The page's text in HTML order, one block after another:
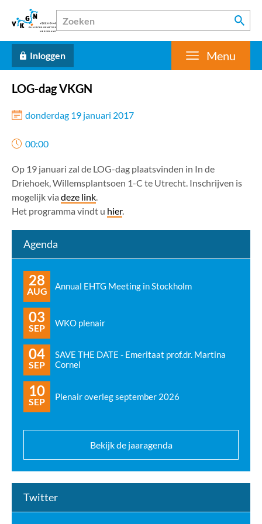
Inloggen Menu
LOG-dag VKGN
donderdag 19 januari 2017
00:00
Op 19 januari zal de LOG-dag plaatsvinden in In de
Driehoek, Willemsplantsoen 1-C te Utrecht. Inschrijven is
mogelijk via deze link.
Het programma vindt u hier.
Agenda
28
AUG Annual EHTG Meeting in Stockholm
03
SEP WKO plenair
04
SEP
SAVE THE DATE - Emeritaat prof.dr. Martina
Cornel
10
SEP Plenair overleg september 2026
Bekijk de jaaragenda
Twitter